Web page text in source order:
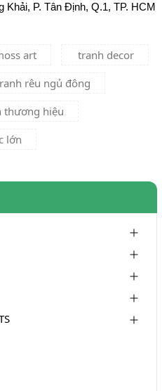
Khải, P. Tân Định, Q.1, TP. HCM
art
tranh decor
rêu ngủ đông
thương hiệu
lớn